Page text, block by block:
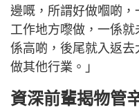
邊嘅，所謂好做嗰啲
工作地方嚟做，一係
係高啲，後尾就入返
做其他行業。」
資深前輩揭物管